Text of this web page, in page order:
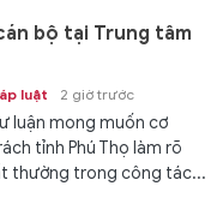
bộ tại Trung tâm
luật 2 giờ trước
luận mong muốn cơ
tỉnh Phú Thọ làm rõ
thường trong công tác...